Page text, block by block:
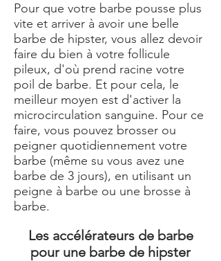
Pour que votre barbe pousse plus
vite et arriver à avoir une belle
barbe de hipster, vous allez devoir
faire du bien à votre follicule
pileux, d'où prend racine votre
poil de barbe. Et pour cela, le
meilleur moyen est d'activer la
microcirculation sanguine. Pour ce
faire, vous pouvez brosser ou
peigner quotidiennement votre
barbe (même su vous avez une
barbe de 3 jours), en utilisant un
peigne à barbe ou une brosse à
barbe.
Les accélérateurs de barbe
pour une barbe de hipster